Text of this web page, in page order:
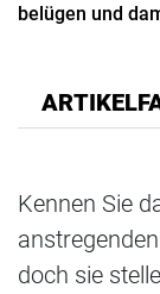
belügen und
Kennen Sie
doch sie